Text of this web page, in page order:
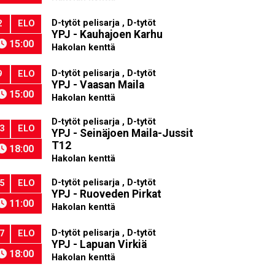
ELO
15:00
D-tytöt pelisarja , D-tytöt
YPJ - Kauhajoen Karhu
Hakolan kenttä
ELO
15:00
D-tytöt pelisarja , D-tytöt
YPJ - Vaasan Maila
Hakolan kenttä
ELO
18:00
D-tytöt pelisarja , D-tytöt
YPJ - Seinäjoen Maila-Jussit
T12
Hakolan kenttä
ELO
11:00
D-tytöt pelisarja , D-tytöt
YPJ - Ruoveden Pirkat
Hakolan kenttä
ELO
18:00
D-tytöt pelisarja , D-tytöt
YPJ - Lapuan Virkiä
Hakolan kenttä